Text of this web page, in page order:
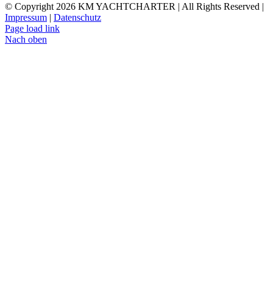
© Copyright 2026 KM YACHTCHARTER | All Rights Reserved |
Impressum | Datenschutz
Page load link
Nach oben